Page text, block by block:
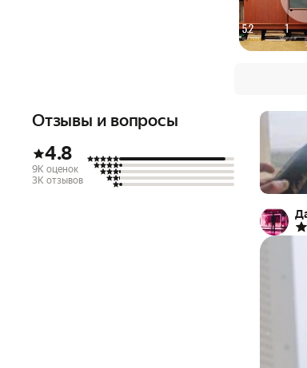
Отзывы и вопросы
4.8
9K оценок
3K отзывов